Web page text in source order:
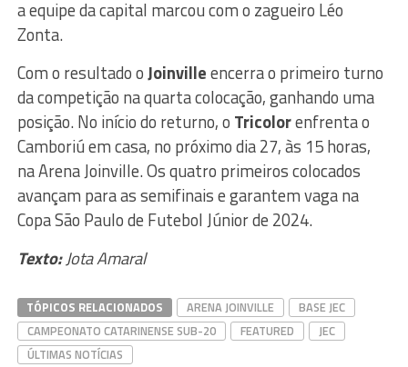
a equipe da capital marcou com o zagueiro Léo
Zonta.
Com o resultado oJoinvilleencerra o primeiro turno
da competição na quarta colocação, ganhando uma
posição. No início do returno, o Tricolorenfrenta o
Camboriú em casa, no próximo dia 27, às 15 horas,
na Arena Joinville. Os quatro primeiros colocados
avançam para as semifinais e garantem vaga na
Copa São Paulo de Futebol Júnior de 2024.
Texto:Jota Amaral
TÓPICOS RELACIONADOS ARENA JOINVILLE
BASE JEC
CAMPEONATO CATARINENSE SUB-20
FEATURED
JEC
ÚLTIMAS NOTÍCIAS